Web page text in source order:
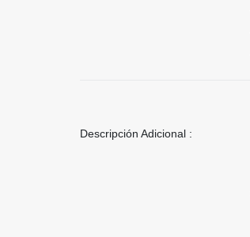
Descripción Adicional :